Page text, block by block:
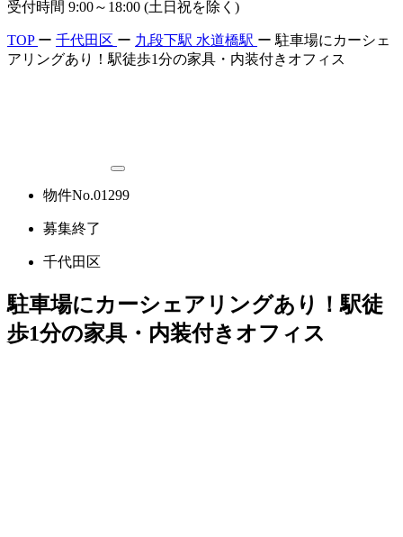
受付時間 9:00～18:00 (土日祝を除く)
TOP ー 千代田区 ー 九段下駅 水道橋駅 ー 駐車場にカーシェ
アリングあり！駅徒歩1分の家具・内装付きオフィス
物件No.01299
募集終了
千代田区
駐車場にカーシェアリングあり！駅徒
歩1分の家具・内装付きオフィス